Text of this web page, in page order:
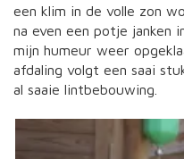
een klim in de volle zon
na even een potje janken
mijn humeur weer
afdaling volgt een saai
al saaie lintbebouwing.